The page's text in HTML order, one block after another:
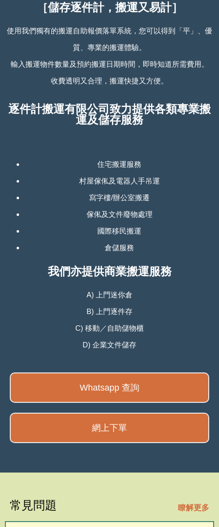
［儲存逐件計，搬運又易計］
使用我們獨有的搬運自助報價落單系統，您可以得到「平」、優
質、專業的搬運體驗。
輸入搬運物件數量及預約搬運日期時間，即時知道所需費用。
收費透明又合理，搬運快捷又方便。
逐件計搬運有限公司致力提供各類專業搬
運及儲存服務
住宅搬運服務
村屋傢俬及電器人手吊運
寫字樓/辦公室搬遷
傢俬及文件廢物處理
國際移民搬運
倉儲服務
我們亦提供商業搬運服務
A) 上門迷你倉
B) 上門逐件存
C) 移動／自助儲物櫃
D) 企業文件儲存
Whatsapp 查詢
網上下單
常見問題 瞭解更多